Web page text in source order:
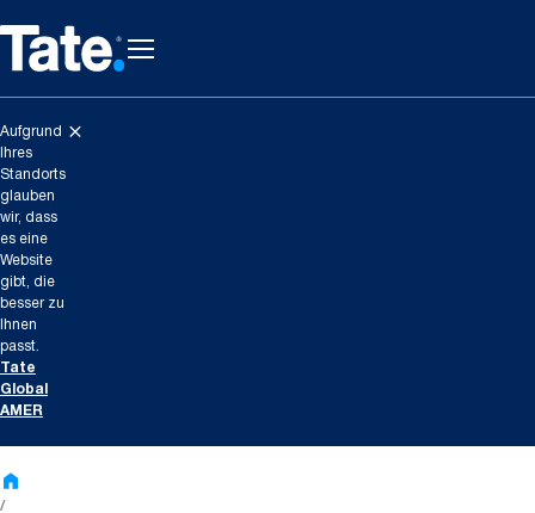
Aufgrund
Ihres
Standorts
glauben
wir, dass
es eine
Website
gibt, die
besser zu
Ihnen
passt.
Tate
Global
AMER